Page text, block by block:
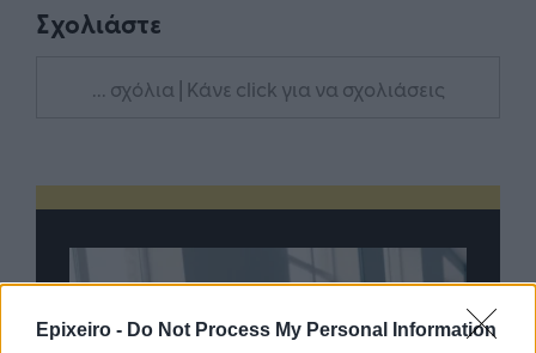
Epixeiro - Do Not Process My Personal Information
Σχολιάστε
... σχόλια | Κάνε click για να σχολιάσεις